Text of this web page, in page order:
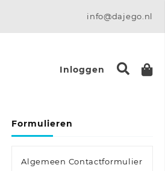
info@dajego.nl
Inloggen
Formulieren
Algemeen Contactformulier